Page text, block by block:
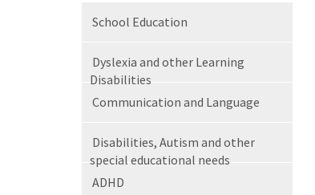
School Education
Dyslexia and other Learning
Disabilities
Communication and Language
Disabilities, Autism and other
special educational needs
ADHD